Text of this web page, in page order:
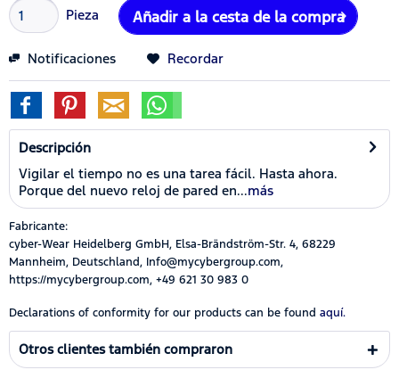
Pieza Añadir a la cesta de la compra
Notificaciones Recordar
Descripción
Vigilar el tiempo no es una tarea fácil. Hasta ahora.
Porque del nuevo reloj de pared en...más
Fabricante:
cyber-Wear Heidelberg GmbH, Elsa-Brändström-Str. 4, 68229
Mannheim, Deutschland, Info@mycybergroup.com,
https://mycybergroup.com, +49 621 30 983 0
Declarations of conformity for our products can be found aquí.
Otros clientes también compraron